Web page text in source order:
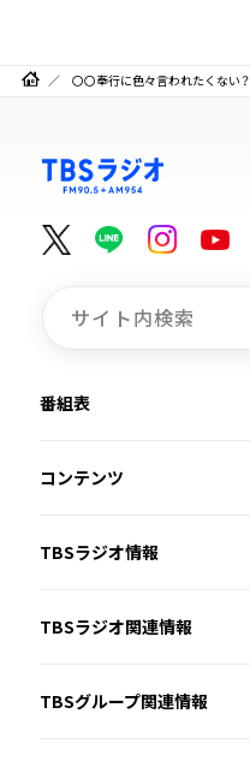
〇〇奉行に色々言われたくない？
番組表
コンテンツ
TBSラジオ情報
TBSラジオ関連情報
TBSグループ関連情報